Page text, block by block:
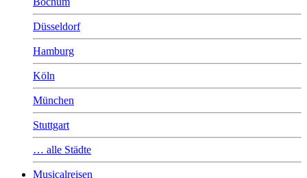
Düsseldorf
Hamburg
Köln
München
Stuttgart
… alle Städte
Musicalreisen